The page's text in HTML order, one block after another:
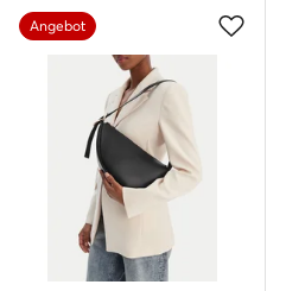
Angebot